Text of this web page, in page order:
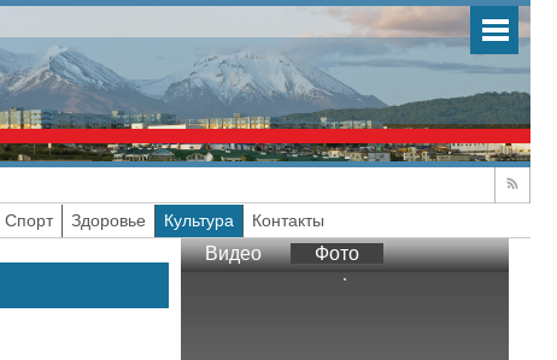
Спорт Здоровье Культура Контакты
Видео Фото